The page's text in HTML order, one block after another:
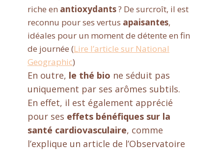
riche en antioxydants? De surcroît, il est
reconnu pour ses vertus apaisantes,
idéales pour un moment de détente en fin
de journée (Lire l’article sur National
Geographic)
En outre, le thé bio ne séduit pas
uniquement par ses arômes subtils.
En effet, il est également apprécié
pour ses effets bénéfiques sur la
santé cardiovasculaire, comme
l’explique un article de l’Observatoire